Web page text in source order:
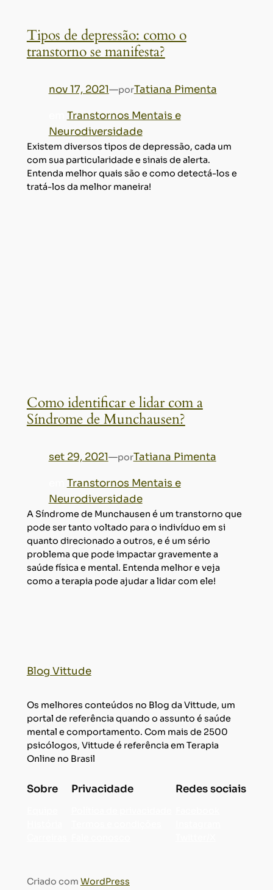
Tipos de depressão: como o
transtorno se manifesta?
nov 17, 2021—porTatiana Pimenta
Transtornos Mentais e
Neurodiversidade
Existem diversos tipos de depressão, cada um
com sua particularidade e sinais de alerta.
Entenda melhor quais são e como detectá-los e
tratá-los da melhor maneira!
Como identificar e lidar com a
Síndrome de Munchausen?
set 29, 2021—porTatiana Pimenta
Transtornos Mentais e
Neurodiversidade
A Síndrome de Munchausen é um transtorno que
pode ser tanto voltado para o indivíduo em si
quanto direcionado a outros, e é um sério
problema que pode impactar gravemente a
saúde física e mental. Entenda melhor e veja
como a terapia pode ajudar a lidar com ele!
Blog Vittude
Os melhores conteúdos no Blog da Vittude, um
portal de referência quando o assunto é saúde
mental e comportamento. Com mais de 2500
psicólogos, Vittude é referência em Terapia
Online no Brasil
Sobre Privacidade Redes sociais
Criado com WordPress